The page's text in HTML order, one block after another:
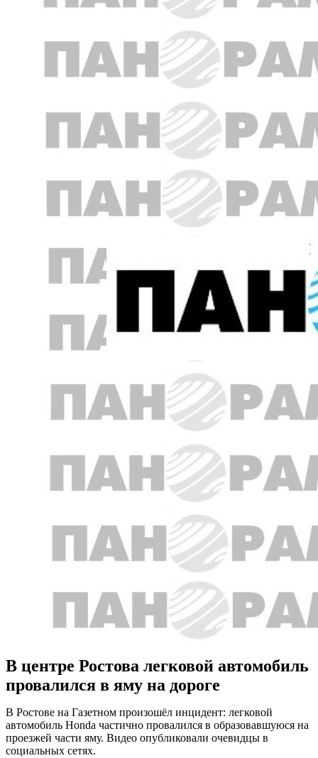
В центре Ростова легковой автомобиль
провалился в яму на дороге
В Ростове на Газетном произошёл инцидент: легковой
автомобиль Honda частично провалился в образовавшуюся на
проезжей части яму. Видео опубликовали очевидцы в
социальных сетях.